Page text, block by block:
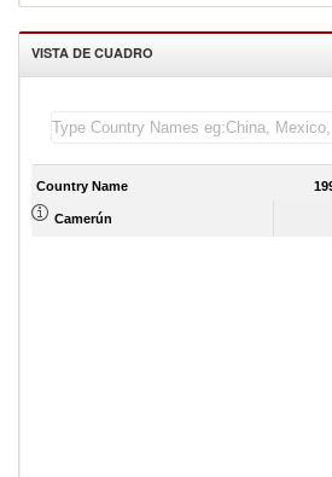
VISTA DE CUADRO
Country Name
Camerún